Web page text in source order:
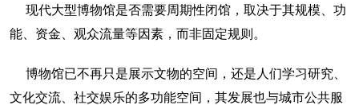
现代大型博物馆是否需要周期性闭馆，取决于其规模、功
能、资金、观众流量等因素，而非固定规则。
博物馆已不再只是展示文物的空间，还是人们学习研究、
文化交流、社交娱乐的多功能空间，其发展也与城市公共服